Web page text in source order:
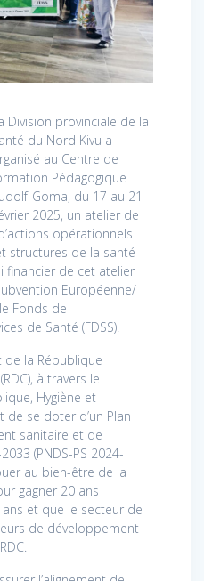
Division provinciale de la
du Nord Kivu a
au Centre de
Pédagogique
Goma, du 17 au 21
2025, un atelier de
opérationnels
structures de la santé
financier de cet atelier
Européenne/
Fonds de
de Santé (FDSS).
de la République
à travers le
Hygiène et
de se doter d’un Plan
sanitaire et de
(PNDS-PS 2024-
au bien-être de la
gagner 20 ans
ans et que le secteur de
de développement